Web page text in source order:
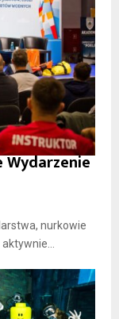
Wydarzenie
nurkowie